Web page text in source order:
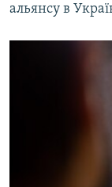
альянсу в